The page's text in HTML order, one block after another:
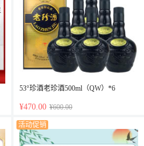
53°珍酒老珍酒500ml（QW）*6
¥470.00 ¥600.00
活动促销